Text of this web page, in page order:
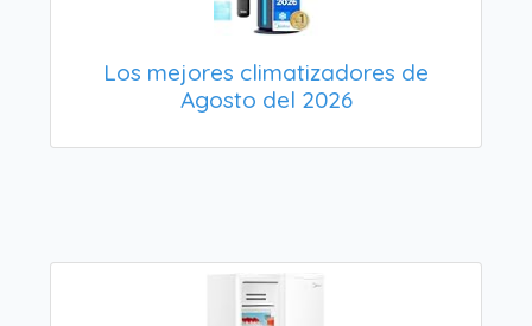
Los mejores climatizadores de
Agosto del 2026